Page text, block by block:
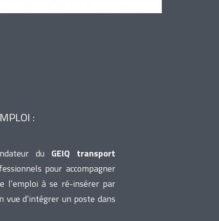
:
du GEIQ transport
pour accompagner
l’emploi à se ré-insérer par
d’intégrer un poste dans